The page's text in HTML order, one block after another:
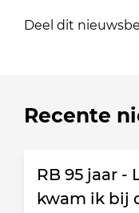
Deel dit
Recente
RB 95 jaar -
kwam ik bij